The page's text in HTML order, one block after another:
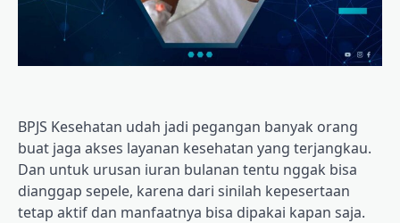
BPJS Kesehatan udah jadi pegangan banyak orang
buat jaga akses layanan kesehatan yang terjangkau.
Dan untuk urusan iuran bulanan tentu nggak bisa
dianggap sepele, karena dari sinilah kepesertaan
tetap aktif dan manfaatnya bisa dipakai kapan saja.